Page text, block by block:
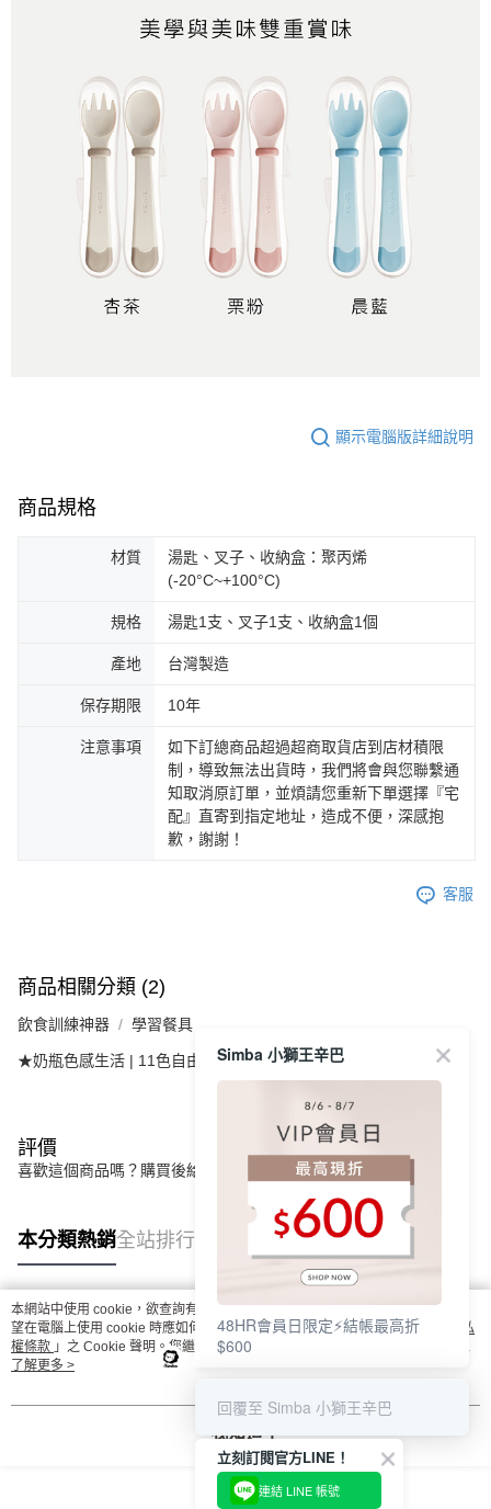
顯示電腦版詳細說明
商品規格
材質
湯匙、叉子、收納盒：聚丙烯
(-20°C~+100°C)
規格 湯匙1支、叉子1支、收納盒1個
產地 台灣製造
保存期限 10年
注意事項
如下訂總商品超過超商取貨店到店材積限
制，導致無法出貨時，我們將會與您聯繫通
知取消原訂單，並煩請您重新下單選擇『宅
配』直寄到指定地址，造成不便，深感抱
歉，謝謝！
客服
商品相關分類 (2)
飲食訓練神器 學習餐具
★奶瓶色感生活 | 11色自由選 栗粉
評價
喜歡這個商品嗎？購買後給他一個好評吧
本分類熱銷全站排行
熱門標籤
本網站中使用 cookie，欲查詢有關本網站使用 cookie 方式之詳情，及若您不希
望在電腦上使用 cookie 時應如何變更電腦的 cookie 設定，請參閱本網站「
隱私
權條款 」之 Cookie 聲明。您繼續使用本網站即表示您同意本公司得按本網站使
用條款之 Cookie 聲明使用 cookie。
了解更多 >
我知道了
Simba 小獅王辛巴
48HR會員日限定⚡結帳最高折
$600
回覆至 Simba 小獅王辛巴
立刻訂閱官方LINE！
連結 LINE 帳號